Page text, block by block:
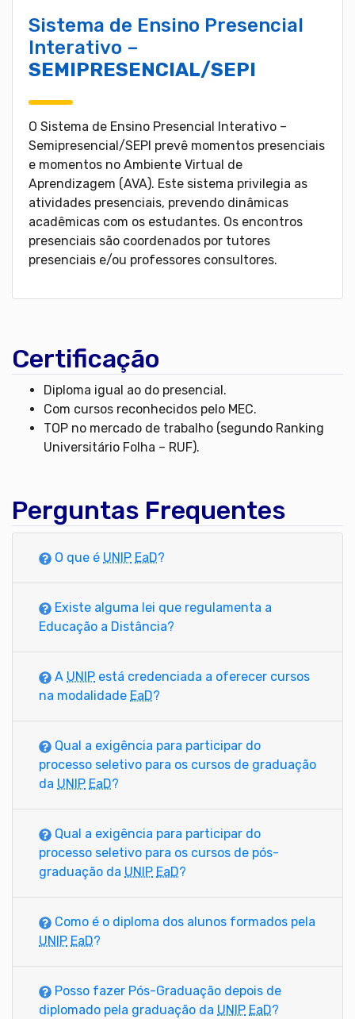
Sistema de Ensino Presencial
Interativo –
SEMIPRESENCIAL/SEPI
O Sistema de Ensino Presencial Interativo –
Semipresencial/SEPI prevê momentos presenciais
e momentos no Ambiente Virtual de
Aprendizagem (AVA). Este sistema privilegia as
atividades presenciais, prevendo dinâmicas
acadêmicas com os estudantes. Os encontros
presenciais são coordenados por tutores
presenciais e/ou professores consultores.
Certificação
Diploma igual ao do presencial.
Com cursos reconhecidos pelo MEC.
TOP no mercado de trabalho (segundo Ranking
Universitário Folha – RUF).
Perguntas Frequentes
O que é UNIP EaD?
Educação a Distância?
A UNIP está credenciada a oferecer cursos
na modalidade EaD?
processo seletivo para os cursos de graduação
da UNIP EaD?
processo seletivo para os cursos de pós-
graduação da UNIP EaD?
Como é o diploma dos alunos formados pela
UNIP EaD?
diplomado pela graduação da UNIP EaD?